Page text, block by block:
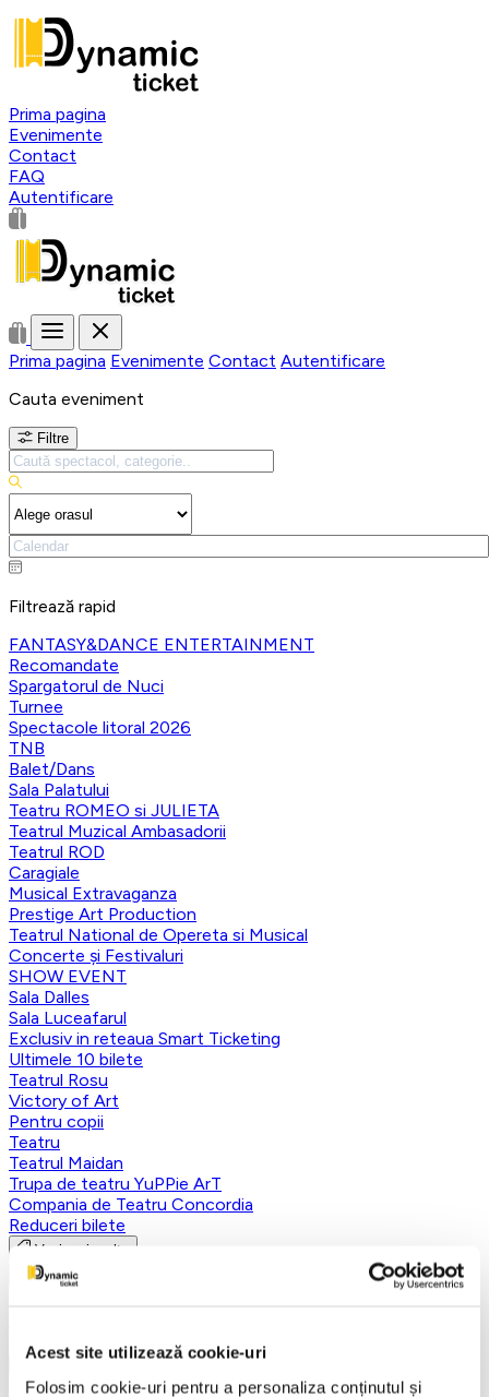
Acest site utilizează cookie-uri
Folosim cookie-uri pentru a personaliza conținutul și
Prima pagina
Evenimente
Contact
FAQ
Autentificare
Prima pagina Evenimente Contact Autentificare
Cauta eveniment
Filtre
Filtrează rapid
FANTASY&DANCE ENTERTAINMENT
Recomandate
Spargatorul de Nuci
Turnee
Spectacole litoral 2026
TNB
Balet/Dans
Sala Palatului
Teatru ROMEO si JULIETA
Teatrul Muzical Ambasadorii
Teatrul ROD
Caragiale
Musical Extravaganza
Prestige Art Production
Teatrul National de Opereta si Musical
Concerte și Festivaluri
SHOW EVENT
Sala Dalles
Sala Luceafarul
Exclusiv in reteaua Smart Ticketing
Ultimele 10 bilete
Teatrul Rosu
Victory of Art
Pentru copii
Teatru
Teatrul Maidan
Trupa de teatru YuPPie ArT
Compania de Teatru Concordia
Reduceri bilete
Vezi mai multe
Vezi mai puțin